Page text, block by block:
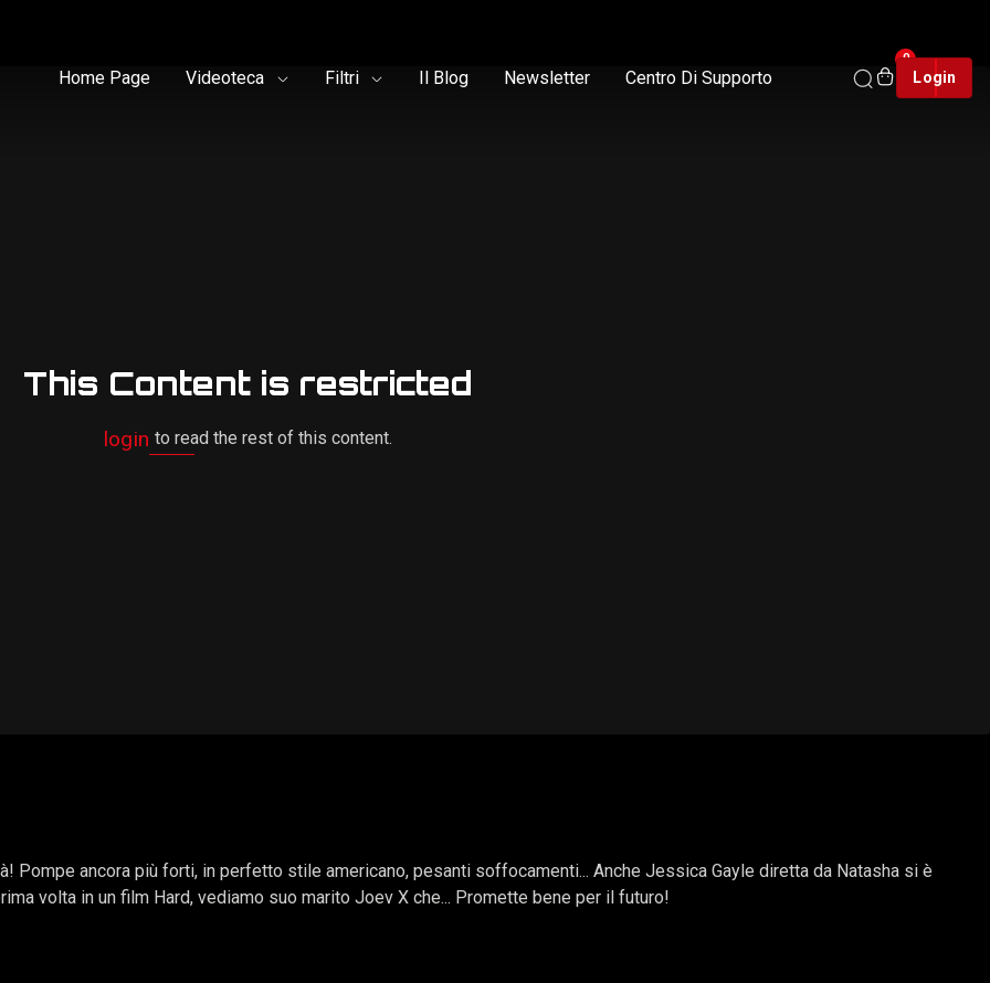
Home Page Videoteca Filtri Il Blog Newsletter Centro Di Supporto
0
Login
This Content is restricted
login to read the rest of this content.
Pompe ancora più forti, in perfetto stile americano, pesanti soffocamenti... Anche Jessica Gayle diretta da Natasha si è
volta in un film Hard, vediamo suo marito Joev X che... Promette bene per il futuro!